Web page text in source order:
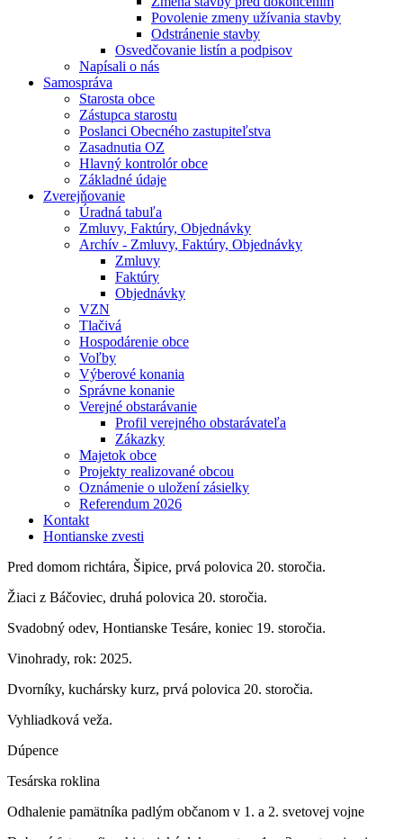
Povolenie zmeny užívania stavby
Odstránenie stavby
Osvedčovanie listín a podpisov
Napísali o nás
Samospráva
Starosta obce
Zástupca starostu
Poslanci Obecného zastupiteľstva
Zasadnutia OZ
Hlavný kontrolór obce
Základné údaje
Zverejňovanie
Úradná tabuľa
Zmluvy, Faktúry, Objednávky
Archív - Zmluvy, Faktúry, Objednávky
Zmluvy
Faktúry
Objednávky
VZN
Tlačivá
Hospodárenie obce
Voľby
Výberové konania
Správne konanie
Verejné obstarávanie
Profil verejného obstarávateľa
Zákazky
Majetok obce
Projekty realizované obcou
Oznámenie o uložení zásielky
Referendum 2026
Kontakt
Hontianske zvesti
Pred domom richtára, Šipice, prvá polovica 20. storočia.
Žiaci z Báčoviec, druhá polovica 20. storočia.
Svadobný odev, Hontianske Tesáre, koniec 19. storočia.
Vinohrady, rok: 2025.
Dvorníky, kuchársky kurz, prvá polovica 20. storočia.
Vyhliadková veža.
Dúpence
Tesárska roklina
Odhalenie pamätníka padlým občanom v 1. a 2. svetovej vojne